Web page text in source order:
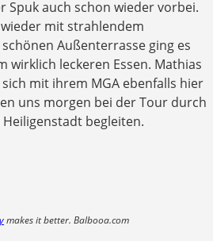
Spuk auch schon wieder vorbei.
mit strahlendem
Außenterrasse ging es
wirklich leckeren Essen. Mathias
mit ihrem MGA ebenfalls hier
uns morgen bei der Tour durch
begleiten.
makes it better. Balbooa.com